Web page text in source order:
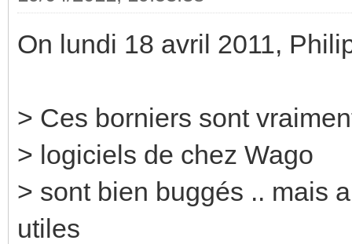
On lundi 18 avril 2011,
> Ces borniers sont
> logiciels de chez Wago
> sont bien buggés .. mais
utiles